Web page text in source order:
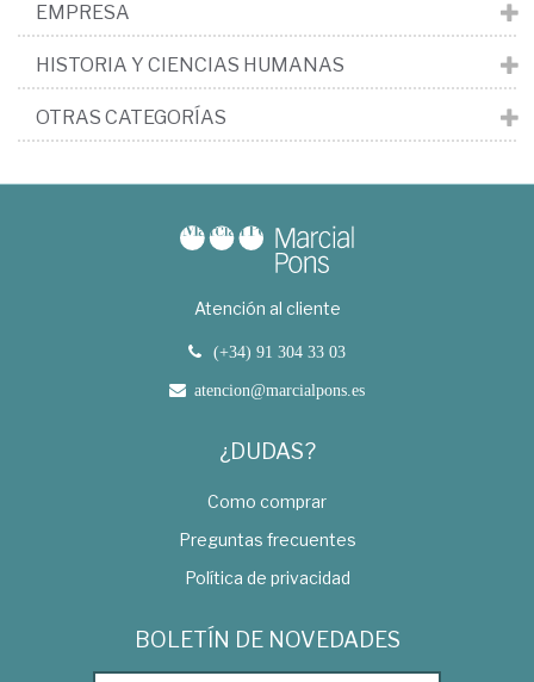
EMPRESA
HISTORIA Y CIENCIAS HUMANAS
OTRAS CATEGORÍAS
Atención al cliente
(+34) 91 304 33 03
atencion@marcialpons.es
¿DUDAS?
Como comprar
Preguntas frecuentes
Política de privacidad
BOLETÍN DE NOVEDADES